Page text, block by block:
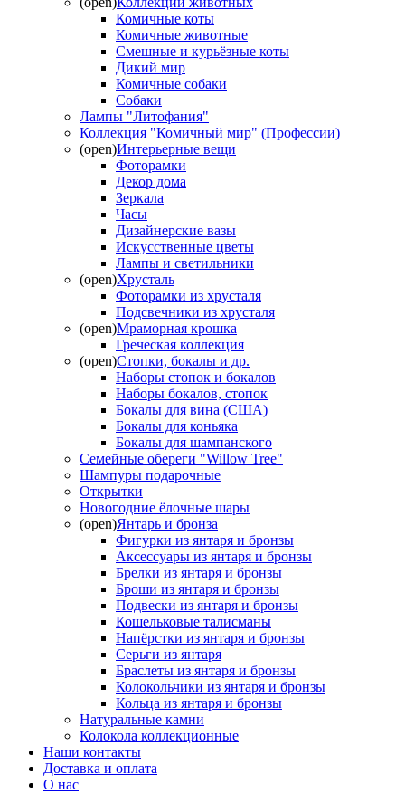
Комичные коты
Комичные животные
Смешные и курьёзные коты
Дикий мир
Комичные собаки
Собаки
Лампы "Литофания"
Коллекция "Комичный мир" (Профессии)
(open)Интерьерные вещи
Фоторамки
Декор дома
Зеркала
Часы
Дизайнерские вазы
Искусственные цветы
Лампы и светильники
(open)Хрусталь
Фоторамки из хрусталя
Подсвечники из хрусталя
(open)Мраморная крошка
Греческая коллекция
(open)Стопки, бокалы и др.
Наборы стопок и бокалов
Наборы бокалов, стопок
Бокалы для вина (США)
Бокалы для коньяка
Бокалы для шампанского
Семейные обереги "Willow Tree"
Шампуры подарочные
Открытки
Новогодние ёлочные шары
(open)Янтарь и бронза
Фигурки из янтаря и бронзы
Аксессуары из янтаря и бронзы
Брелки из янтаря и бронзы
Броши из янтаря и бронзы
Подвески из янтаря и бронзы
Кошельковые талисманы
Напёрстки из янтаря и бронзы
Серьги из янтаря
Браслеты из янтаря и бронзы
Колокольчики из янтаря и бронзы
Кольца из янтаря и бронзы
Натуральные камни
Колокола коллекционные
Наши контакты
Доставка и оплата
О нас